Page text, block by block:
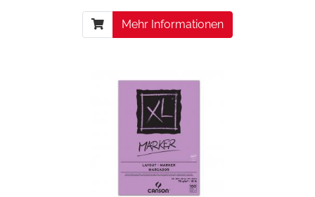
Mehr Informationen